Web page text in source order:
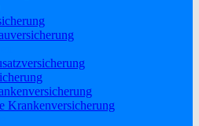
Krankenversicherung